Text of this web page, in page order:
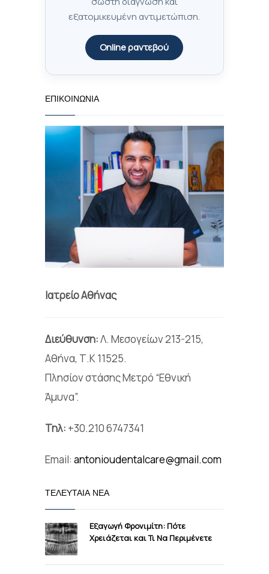
εξατομικευμένη αντιμετώπιση.
Online ραντεβού
ΕΠΙΚΟΙΝΩΝΊΑ
Ιατρείο Αθήνας
Διεύθυνση:Λ. Μεσογείων 213-215,
Αθήνα, Τ.Κ 11525.
Πλησίον στάσης Μετρό “Εθνική
Άμυνα”.
Τηλ: +30.210 6747341
Email: antonioudentalcare@gmail.com
ΤΕΛΕΥΤΑΊΑ ΝΈΑ
Εξαγωγή Φρονιμίτη: Πότε
Χρειάζεται και Τι Να Περιμένετε